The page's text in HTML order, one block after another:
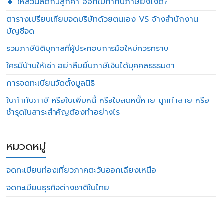
ตารางเปรียบเทียบจดบริษัทด้วยตนเอง VS จ้างสำนักงาน
บัญชีจด
รวมภาษีนิติบุคคลที่ผู้ประกอบการมือใหม่ควรทราบ
ใครมีบ้านให้เช่า อย่าลืมยื่นภาษีเงินได้บุคคลธรรมดา
การจดทะเบียนจัดตั้งมูลนิธิ
ใบกำกับภาษี หรือใบเพิ่มหนี้ หรือใบลดหนี้หาย ถูกทำลาย หรือ
ชำรุดในสาระสำคัญต้องทำอย่างไร
หมวดหมู่
จดทะเบียนท่องเที่ยวภาคตะวันออกเฉียงเหนือ
จดทะเบียนธุรกิจต่างชาติในไทย